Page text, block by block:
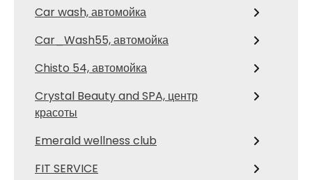
Car wash, автомойка
Car_Wash55, автомойка
Chisto 54, автомойка
Crystal Beauty and SPA, центр
красоты
Emerald wellness club
FIT SERVICE